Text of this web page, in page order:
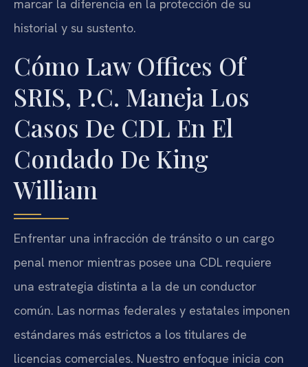
marcar la diferencia en la protección de su
historial y su sustento.
Cómo Law Offices Of
SRIS, P.C. Maneja Los
Casos De CDL En El
Condado De King
William
Enfrentar una infracción de tránsito o un cargo
penal menor mientras posee una CDL requiere
una estrategia distinta a la de un conductor
común. Las normas federales y estatales imponen
estándares más estrictos a los titulares de
licencias comerciales. Nuestro enfoque inicia con